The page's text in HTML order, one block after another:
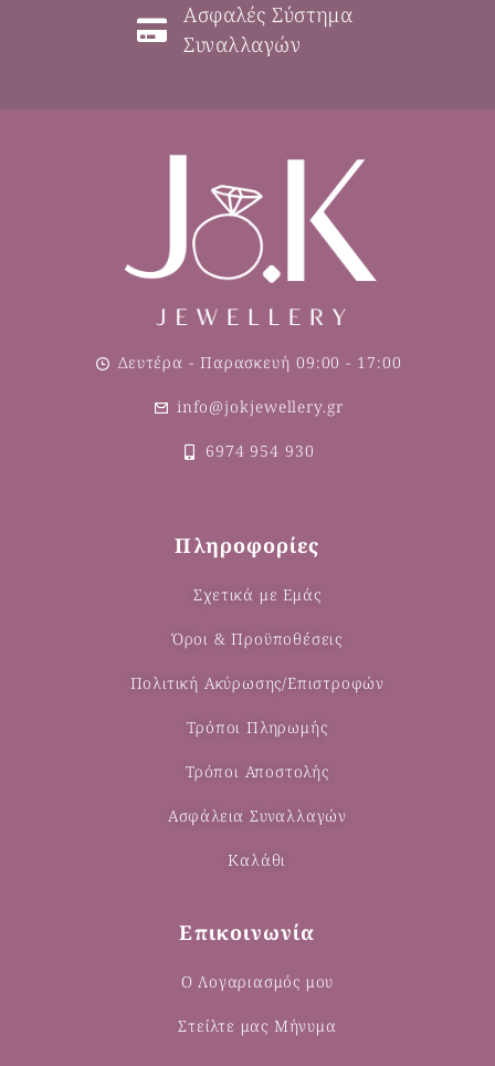
Ασφαλές Σύστημα
Συναλλαγών
Δευτέρα - Παρασκευή 09:00 - 17:00
info@jokjewellery.gr
6974 954 930
Πληροφορίες
Σχετικά με Εμάς
Όροι & Προϋποθέσεις
Πολιτική Ακύρωσης/Επιστροφών
Τρόποι Πληρωμής
Τρόποι Αποστολής
Ασφάλεια Συναλλαγών
Καλάθι
Επικοινωνία
Ο Λογαριασμός μου
Στείλτε μας Μήνυμα